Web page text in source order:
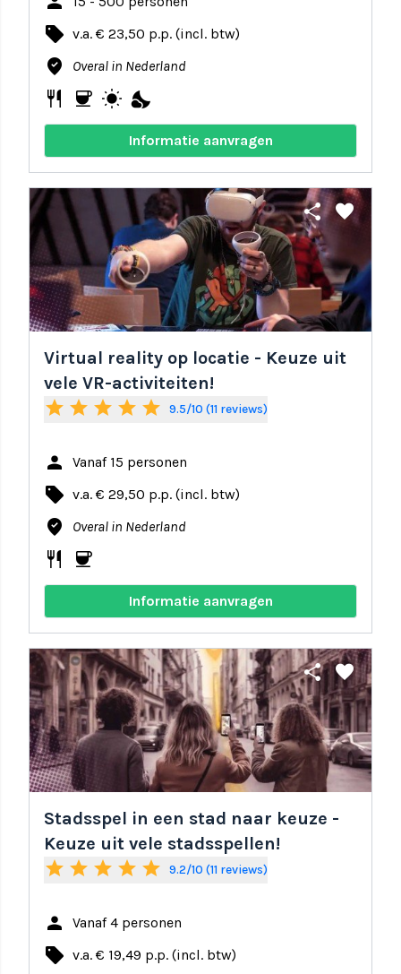
local_offer v.a. € 23,50 p.p. (incl. btw)
where_to_vote Overal in Nederland
restaurant coffee wb_sunny nights_stay
Informatie aanvragen
share favorite
Virtual reality op locatie - Keuze uit
vele VR-activiteiten!
star star star star star 9.5/10 (11 reviews)
person Vanaf 15 personen
local_offer v.a. € 29,50 p.p. (incl. btw)
where_to_vote Overal in Nederland
restaurant coffee
Informatie aanvragen
share favorite
Stadsspel in een stad naar keuze -
Keuze uit vele stadsspellen!
star star star star star 9.2/10 (11 reviews)
person Vanaf 4 personen
local_offer v.a. € 19,49 p.p. (incl. btw)